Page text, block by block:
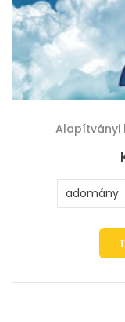
Alapítványi
adomány